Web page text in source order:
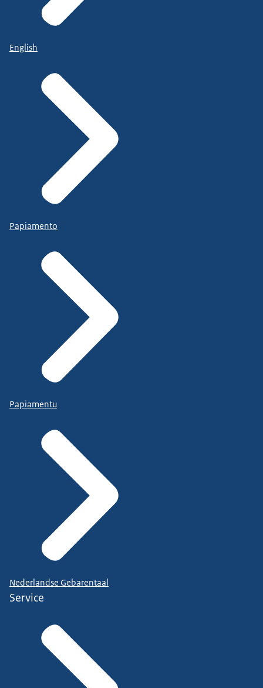
English
Papiamento
Papiamentu
Nederlandse Gebarentaal
Service